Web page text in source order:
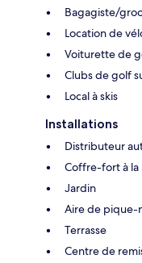
Bagagiste/
Location de
Voiturette de
Clubs de golf
Local à skis
Installations
Distributeur
Coffre-fort à
Jardin
Aire de pique-
Terrasse
Centre de